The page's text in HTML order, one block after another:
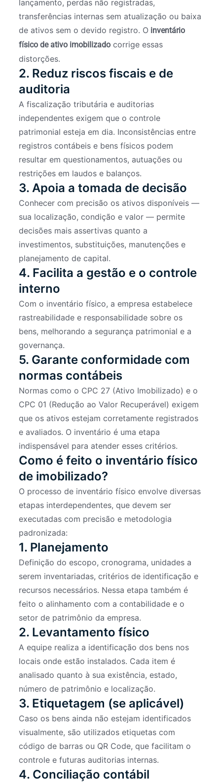
lançamento, perdas não registradas,
transferências internas sem atualização ou baixa
de ativos sem o devido registro. O inventário
físico de ativo imobilizado corrige essas
distorções.
2. Reduz riscos fiscais e de
auditoria
A fiscalização tributária e auditorias
independentes exigem que o controle
patrimonial esteja em dia. Inconsistências entre
registros contábeis e bens físicos podem
resultar em questionamentos, autuações ou
restrições em laudos e balanços.
3. Apoia a tomada de decisão
Conhecer com precisão os ativos disponíveis —
sua localização, condição e valor — permite
decisões mais assertivas quanto a
investimentos, substituições, manutenções e
planejamento de capital.
4. Facilita a gestão e o controle
interno
Com o inventário físico, a empresa estabelece
rastreabilidade e responsabilidade sobre os
bens, melhorando a segurança patrimonial e a
governança.
5. Garante conformidade com
normas contábeis
Normas como o CPC 27 (Ativo Imobilizado) e o
CPC 01 (Redução ao Valor Recuperável) exigem
que os ativos estejam corretamente registrados
e avaliados. O inventário é uma etapa
indispensável para atender esses critérios.
Como é feito o inventário físico
de imobilizado?
O processo de inventário físico envolve diversas
etapas interdependentes, que devem ser
executadas com precisão e metodologia
padronizada:
1. Planejamento
Definição do escopo, cronograma, unidades a
serem inventariadas, critérios de identificação e
recursos necessários. Nessa etapa também é
feito o alinhamento com a contabilidade e o
setor de patrimônio da empresa.
2. Levantamento físico
A equipe realiza a identificação dos bens nos
locais onde estão instalados. Cada item é
analisado quanto à sua existência, estado,
número de patrimônio e localização.
3. Etiquetagem (se aplicável)
Caso os bens ainda não estejam identificados
visualmente, são utilizados etiquetas com
código de barras ou QR Code, que facilitam o
controle e futuras auditorias internas.
4. Conciliação contábil